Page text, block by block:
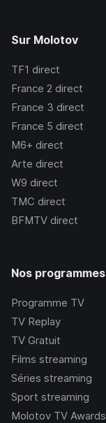
Sur Molotov
TF1 direct
France 2 direct
France 3 direct
France 5 direct
M6+ direct
Arte direct
W9 direct
TMC direct
BFMTV direct
Nos programmes
Programme TV
TV Replay
TV Gratuit
Films streaming
Séries streaming
Sport streaming
Molotov TV Awards